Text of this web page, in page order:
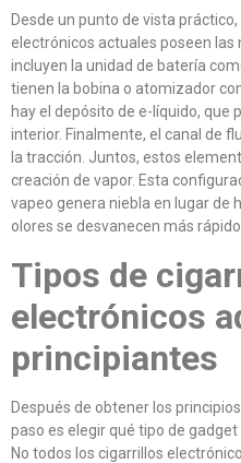
Desde un punto de vista
electrónicos actuales poseen las
incluyen la unidad de batería
tienen la bobina o atomizador
hay el depósito de e-líquido, que
interior. Finalmente, el canal de
la tracción. Juntos, estos
creación de vapor. Esta
vapeo genera niebla en lugar de
olores se desvanecen más
Tipos de
electrónicos
principiantes
Después de obtener los
paso es elegir qué tipo de
No todos los cigarrillos